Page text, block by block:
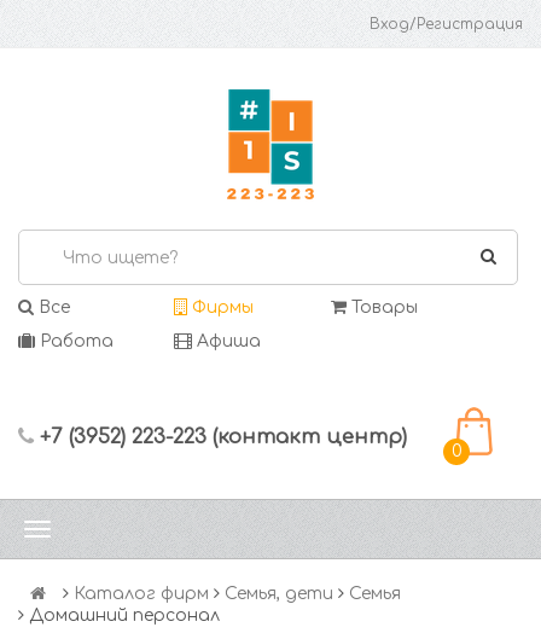
Вход/Регистрация
Все Фирмы
Товары
Работа
Афиша
+7 (3952) 223-223 (контакт центр)
0
Каталог фирм Семья, дети
Семья
Домашний персонал